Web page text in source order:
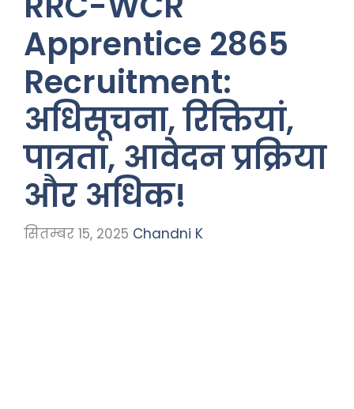
Apprentice 2865
Recruitment:
अधिसूचना, रिक्तियां,
पात्रता, आवेदन प्रक्रिया
और अधिक!
सितम्बर 15, 2025 Chandni K